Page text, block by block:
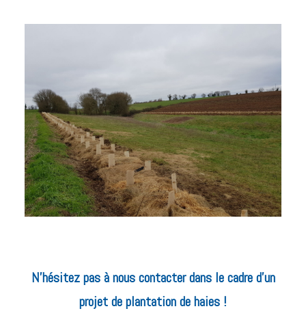
N’hésitez pas à nous contacter dans le cadre d’un
projet de plantation de haies !